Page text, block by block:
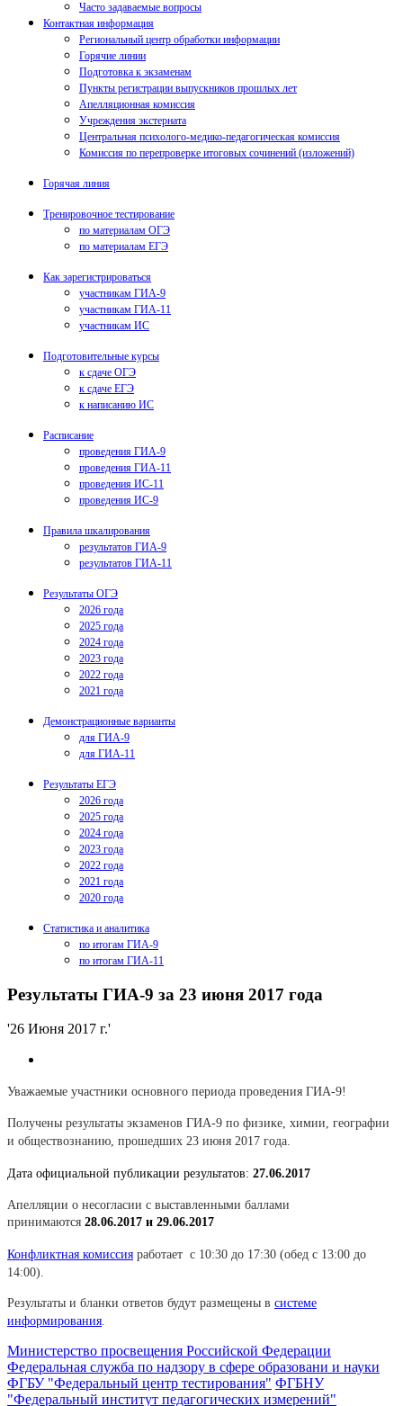
Часто задаваемые вопросы
Контактная информация
Региональный центр обработки информации
Горячие линии
Подготовка к экзаменам
Пункты регистрации выпускников прошлых лет
Апелляционная комиссия
Учреждения экстерната
Центральная психолого-медико-педагогическая комиссия
Комиссия по перепроверке итоговых сочинений (изложений)
Горячая линия
Тренировочное тестирование
по материалам ОГЭ
по материалам ЕГЭ
Как зарегистрироваться
участникам ГИА-9
участникам ГИА-11
участникам ИС
Подготовительные курсы
к сдаче ОГЭ
к сдаче ЕГЭ
к написанию ИС
Расписание
проведения ГИА-9
проведения ГИА-11
проведения ИС-11
проведения ИС-9
Правила шкалирования
результатов ГИА-9
результатов ГИА-11
Результаты ОГЭ
2026 года
2025 года
2024 года
2023 года
2022 года
2021 года
Демонстрационные варианты
для ГИА-9
для ГИА-11
Результаты ЕГЭ
2026 года
2025 года
2024 года
2023 года
2022 года
2021 года
2020 года
Статистика и аналитика
по итогам ГИА-9
по итогам ГИА-11
Результаты ГИА-9 за 23 июня 2017 года
'26 Июня 2017 г.'
Уважаемые участники основного периода проведения ГИА-9!
Получены результаты экзаменов ГИА-9 по физике, химии, географии
и обществознанию, прошедших 23 июня 2017 года.
Дата официальной публикации результатов: 27.06.2017
Апелляции о несогласии с выставленными баллами
принимаются 28.06.2017 и 29.06.2017
Конфликтная комиссия работает с 10:30 до 17:30 (обед с 13:00 до
14:00).
Результаты и бланки ответов будут размещены в системе
информирования.
Министерство просвещения Российской Федерации
Федеральная служба по надзору в сфере образовани и науки
ФГБУ "Федеральный центр тестирования" ФГБНУ
"Федеральный институт педагогических измерений"